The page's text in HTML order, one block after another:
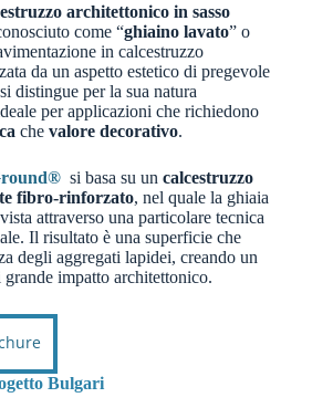
architettonico in sasso
come “ghiaino lavato” o
in calcestruzzo
da un aspetto estetico di pregevole
distingue per la sua natura
per applicazioni che richiedono
che valore decorativo.
si basa su un calcestruzzo
fibro-rinforzato, nel quale la ghiaia
attraverso una particolare tecnica
Il risultato è una superficie che
degli aggregati lapidei, creando un
impatto architettonico.
Bulgari